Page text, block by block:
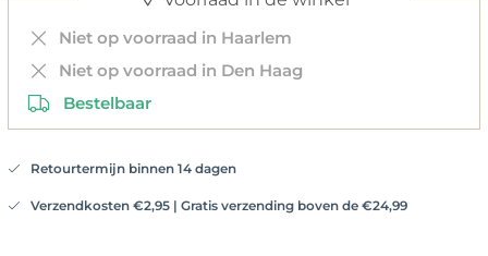
Niet op voorraad in Haarlem
Niet op voorraad in Den Haag
Bestelbaar
Retourtermijn binnen 14 dagen
Verzendkosten €2,95 | Gratis verzending boven de €24,99